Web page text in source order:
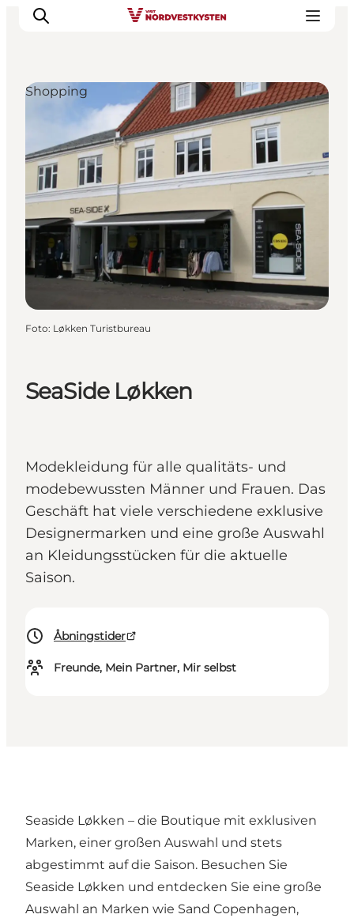
Urlaubsorte
Inspiration
Events
Unterkunft
Mach deine Urlaubsplanung
SeaSide Løkken
Modekleidung für alle qualitäts- und
modebewussten Männer und Frauen. Das
Geschäft hat viele verschiedene exklusive
Designermarken und eine große Auswahl
an Kleidungsstücken für die aktuelle
Saison.
Åbningstider
Freunde, Mein Partner, Mir selbst
Shopping
Foto: Løkken Turistbureau
Seaside Løkken – die Boutique mit exklusiven
Marken, einer großen Auswahl und stets
abgestimmt auf die Saison. Besuchen Sie
Seaside Løkken und entdecken Sie eine große
Auswahl an Marken wie Sand Copenhagen,